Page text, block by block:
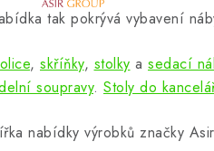
tak pokrývá vybavení
, skříňky, stolky a sedací
soupravy. Stoly do
nabídky výrobků značky